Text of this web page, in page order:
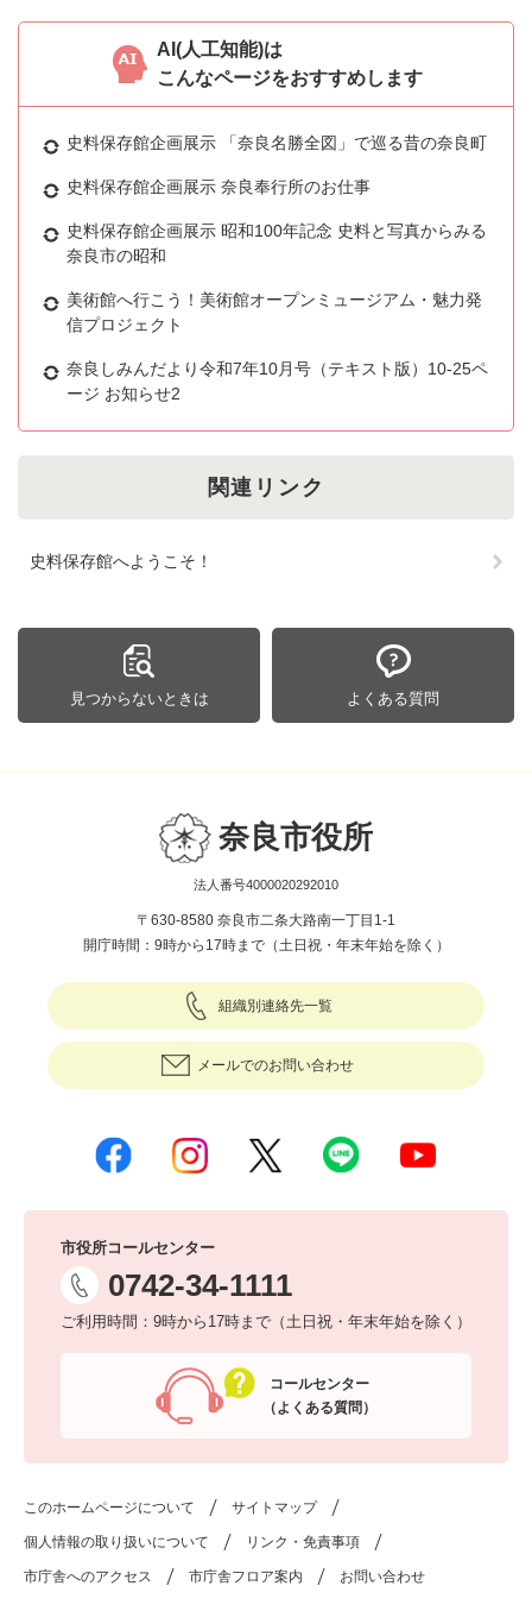
AI(人工知能)は
こんなページをおすすめします
史料保存館企画展示 「奈良名勝全図」で巡る昔の奈良町
史料保存館企画展示 奈良奉行所のお仕事
史料保存館企画展示 昭和100年記念 史料と写真からみる
奈良市の昭和
美術館へ行こう！美術館オープンミュージアム・魅力発
信プロジェクト
奈良しみんだより令和7年10月号（テキスト版）10-25ペ
ージ お知らせ2
関連リンク
史料保存館へようこそ！
見つからないときは よくある質問
奈良市役所
法人番号4000020292010
〒630-8580 奈良市二条大路南一丁目1-1
開庁時間：9時から17時まで（土日祝・年末年始を除く）
組織別連絡先一覧
メールでのお問い合わせ
市役所コールセンター
0742-34-1111
ご利用時間：9時から17時まで（土日祝・年末年始を除く）
コールセンター
（よくある質問）
このホームページについて サイトマップ
個人情報の取り扱いについて リンク・免責事項
市庁舎へのアクセス 市庁舎フロア案内 お問い合わせ